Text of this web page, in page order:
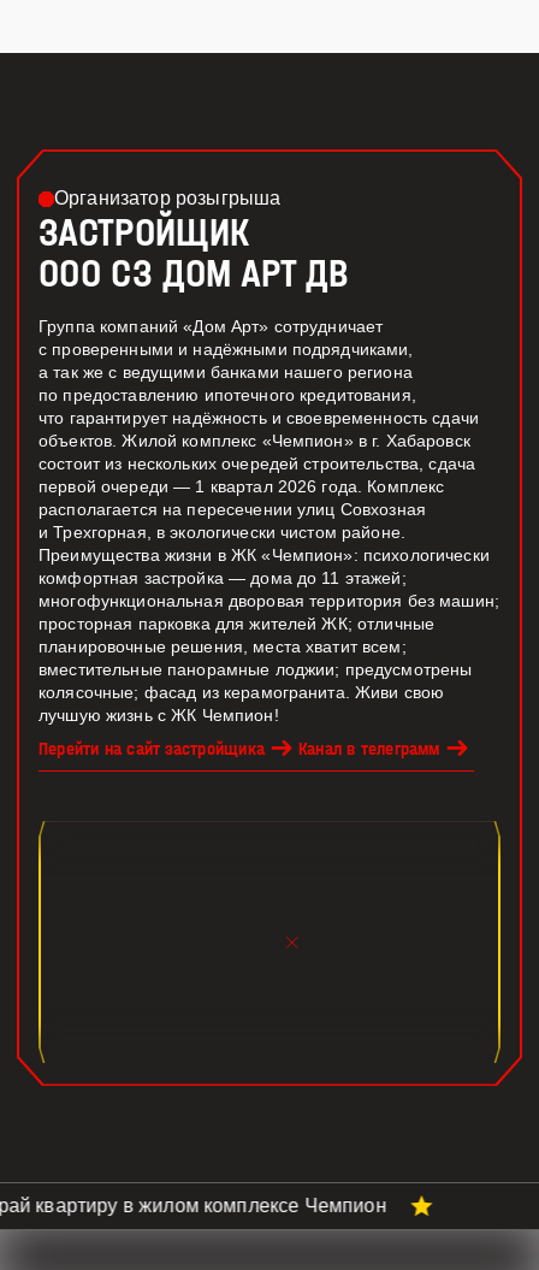
Организатор розыгрыша
ЗАСТРОЙЩИК
ООО СЗ ДОМ АРТ ДВ
Группа компаний «Дом Арт» сотрудничает
с проверенными и надёжными подрядчиками,
а так же с ведущими банками нашего региона
по предоставлению ипотечного кредитования,
что гарантирует надёжность и своевременность сдачи
объектов. Жилой комплекс «Чемпион» в г. Хабаровск
состоит из нескольких очередей строительства, сдача
первой очереди — 1 квартал 2026 года. Комплекс
располагается на пересечении улиц Совхозная
и Трехгорная, в экологически чистом районе.
Преимущества жизни в ЖК «Чемпион»: психологически
комфортная застройка — дома до 11 этажей;
многофункциональная дворовая территория без машин;
просторная парковка для жителей ЖК; отличные
планировочные решения, места хватит всем;
вместительные панорамные лоджии; предусмотрены
колясочные; фасад из керамогранита. Живи свою
лучшую жизнь с ЖК Чемпион!
Перейти на сайт застройщика Канал в телеграмм
квартиру в жилом комплексе Чемпион